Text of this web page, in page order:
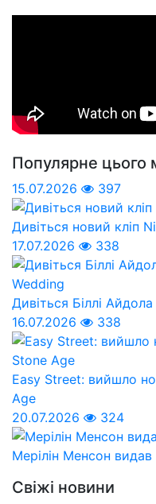
Популярне цього
15.07.2026 397
Дивіться новий кліп
17.07.2026
338
Дивіться Біллі
16.07.2026
338
Easy Street: вийшло
Age
20.07.2026
324
Мерілін Менсон
Свіжі новини